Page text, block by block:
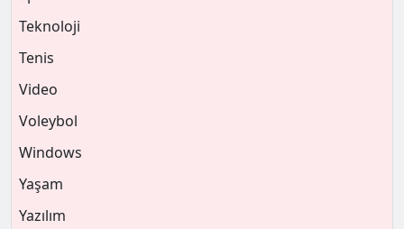
Teknoloji
Tenis
Video
Voleybol
Windows
Yaşam
Yazılım